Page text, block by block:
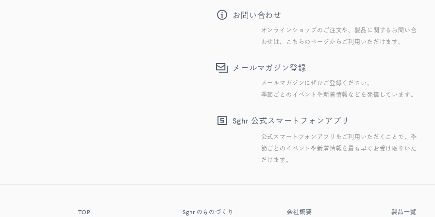
お問い合わせ
オンラインショップのご注文や、製品に関するお問い合
わせは、こちらのページからご利用いただけます。
メールマガジン登録
メールマガジンにぜひご登録ください。
季節ごとのイベントや新着情報などを発信しています。
Sghr 公式スマートフォンアプリ
公式スマートフォンアプリをご利用いただくことで、季
節ごとのイベントや新着情報を最も早くお受け取りいた
だけます。
TOP Sghr のものづくり 会社概要 製品一覧